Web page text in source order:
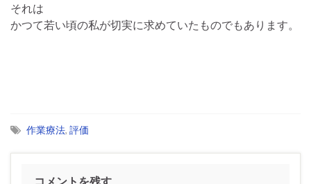
それは
かつて若い頃の私が切実に求めていたものでもあります。
作業療法, 評価
コメントを残す